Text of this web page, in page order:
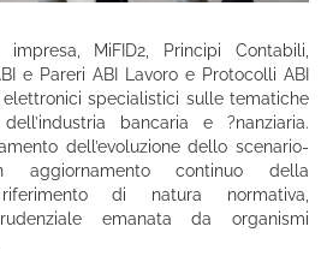
MiFID2, Principi Contabili,
e Pareri ABI Lavoro e Protocolli ABI
specialistici sulle tematiche
bancaria e ?nanziaria.
dell’evoluzione dello scenario-
aggiornamento continuo della
di natura normativa,
emanata da organismi